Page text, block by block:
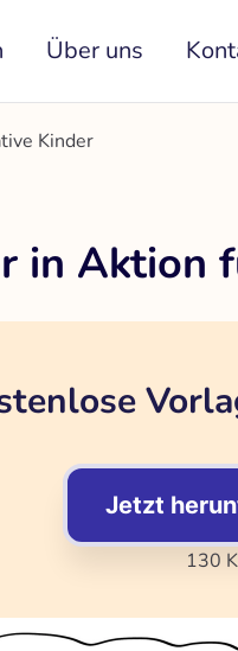
Über uns
Kinder
in Aktion
Jetzt
130